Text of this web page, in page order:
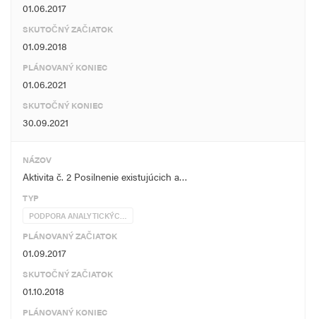
01.06.2017
SKUTOČNÝ ZAČIATOK
01.09.2018
PLÁNOVANÝ KONIEC
01.06.2021
SKUTOČNÝ KONIEC
30.09.2021
NÁZOV
Aktivita č. 2 Posilnenie existujúcich a…
TYP
PODPORA ANALYTICKÝC…
PLÁNOVANÝ ZAČIATOK
01.09.2017
SKUTOČNÝ ZAČIATOK
01.10.2018
PLÁNOVANÝ KONIEC